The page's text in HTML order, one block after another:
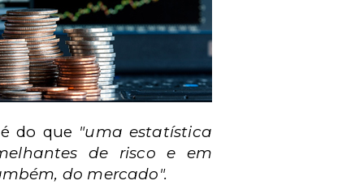
do que "uma estatística
de risco e em
do mercado".